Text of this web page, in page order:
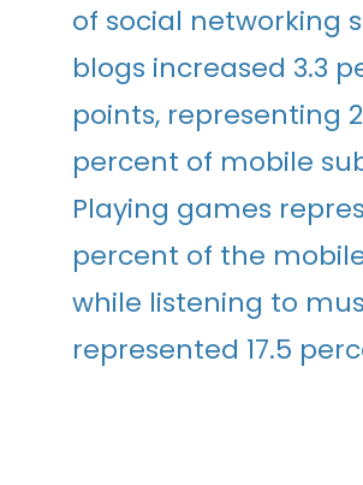
of social networking
blogs increased 3.3
points, representing
percent of mobile
Playing games
percent of the
while listening to
represented 17.5